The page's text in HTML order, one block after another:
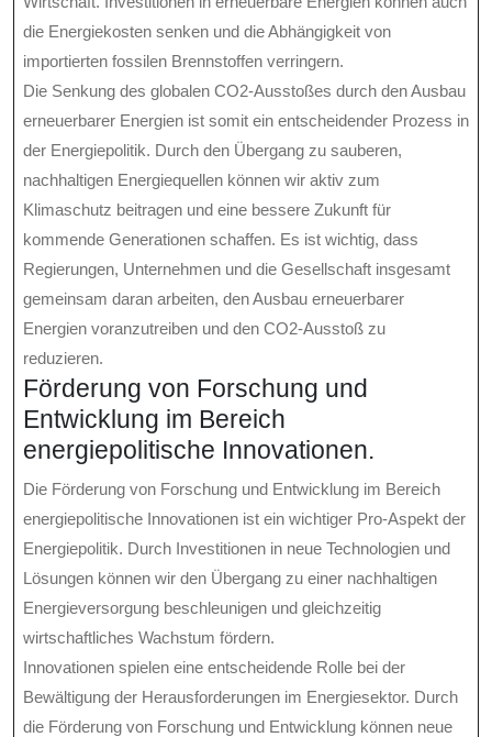
die Energiekosten senken und die Abhängigkeit von
importierten fossilen Brennstoffen verringern.
Die Senkung des globalen CO2-Ausstoßes durch den Ausbau
erneuerbarer Energien ist somit ein entscheidender Prozess in
der Energiepolitik. Durch den Übergang zu sauberen,
nachhaltigen Energiequellen können wir aktiv zum
Klimaschutz beitragen und eine bessere Zukunft für
kommende Generationen schaffen. Es ist wichtig, dass
Regierungen, Unternehmen und die Gesellschaft insgesamt
gemeinsam daran arbeiten, den Ausbau erneuerbarer
Energien voranzutreiben und den CO2-Ausstoß zu
reduzieren.
Förderung von Forschung und
Entwicklung im Bereich
energiepolitische Innovationen.
Die Förderung von Forschung und Entwicklung im Bereich
energiepolitische Innovationen ist ein wichtiger Pro-Aspekt der
Energiepolitik. Durch Investitionen in neue Technologien und
Lösungen können wir den Übergang zu einer nachhaltigen
Energieversorgung beschleunigen und gleichzeitig
wirtschaftliches Wachstum fördern.
Innovationen spielen eine entscheidende Rolle bei der
Bewältigung der Herausforderungen im Energiesektor. Durch
die Förderung von Forschung und Entwicklung können neue